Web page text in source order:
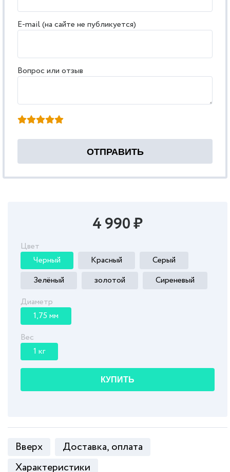
E-mail (на сайте не публикуется)
Вопрос или отзыв
4 990 ₽
Цвет
Черный
Красный
Серый
Зелёный
золотой
Сиреневый
Диаметр
1,75 мм
Вес
1 кг
КУПИТЬ
Вверх
Доставка, оплата
Характеристики